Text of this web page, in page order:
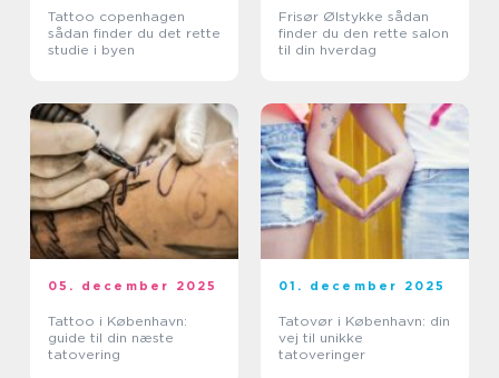
Tattoo copenhagen
sådan finder du det rette
studie i byen
Frisør Ølstykke sådan
finder du den rette salon
til din hverdag
05. december 2025
Tattoo i København:
guide til din næste
tatovering
01. december 2025
Tatovør i København: din
vej til unikke
tatoveringer